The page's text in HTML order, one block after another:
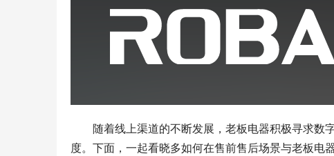
随着线上渠道的不断发展，老板电器积极寻求数
度。下面，一起看晓多如何在售前售后场景与老板电